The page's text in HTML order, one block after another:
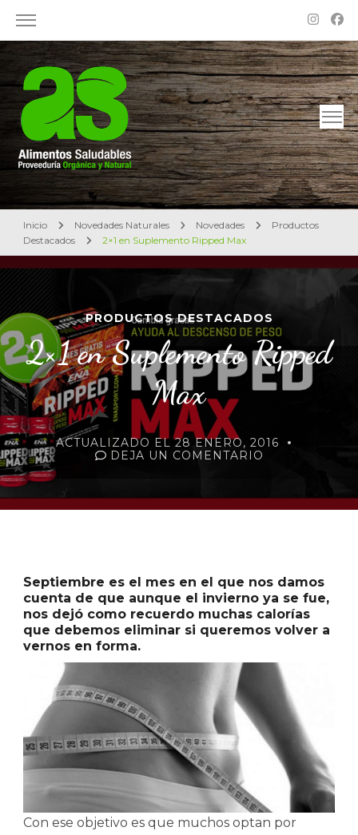
Alimentos Saludables – Dietética en Rosario
Proveeduría Orgánica y Natural
Inicio Novedades Naturales Novedades
Productos
Destacados
2×1 en Suplemento Ripped Max
PRODUCTOS DESTACADOS
2×1 en Suplemento Ripped
Max
ACTUALIZADO EL28 ENERO, 2016
DEJA UN COMENTARIO
Septiembre es el mes en el que nos damos
cuenta de que aunque el invierno ya se fue,
nos dejó como recuerdo muchas calorías
que debemos eliminar si queremos volver a
vernos en forma.
Con ese objetivo es que muchos optan por